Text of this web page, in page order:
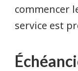
commencer
service est